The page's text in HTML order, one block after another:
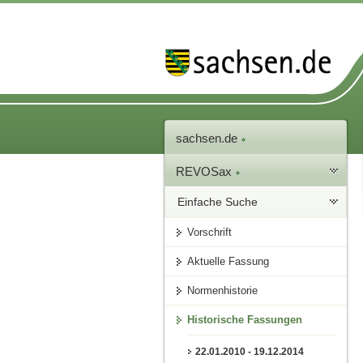
sachsen.de
REVOSax
Einfache Suche
Vorschrift
Aktuelle Fassung
Normenhistorie
Historische Fassungen
22.01.2010 - 19.12.2014